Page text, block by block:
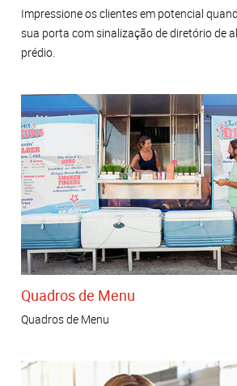
Impressione os clientes em potencial
sua porta com sinalização de diretório de
prédio.
Quadros de Menu
Quadros de Menu